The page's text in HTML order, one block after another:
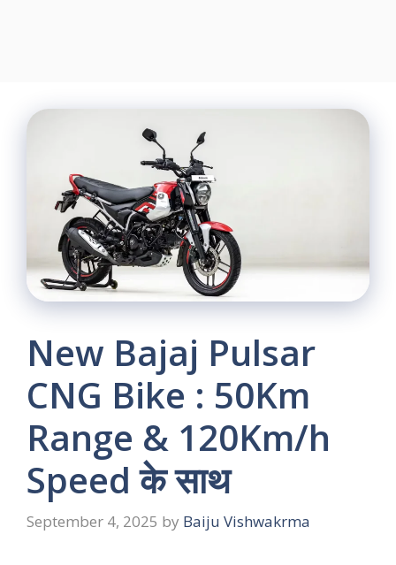
New Bajaj Pulsar
CNG Bike : 50Km
Range & 120Km/h
Speed के साथ
September 4, 2025 by Baiju Vishwakrma